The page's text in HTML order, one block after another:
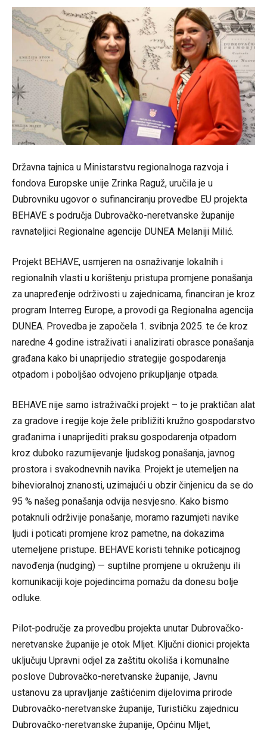
Državna tajnica u Ministarstvu regionalnoga razvoja i
fondova Europske unije Zrinka Raguž, uručila je u
Dubrovniku ugovor o sufinanciranju provedbe EU projekta
BEHAVE s područja Dubrovačko-neretvanske županije
ravnateljici Regionalne agencije DUNEA Melaniji Milić.
Projekt BEHAVE, usmjeren na osnaživanje lokalnih i
regionalnih vlasti u korištenju pristupa promjene ponašanja
za unapređenje održivosti u zajednicama, financiran je kroz
program Interreg Europe, a provodi ga Regionalna agencija
DUNEA. Provedba je započela 1. svibnja 2025. te će kroz
naredne 4 godine istraživati i analizirati obrasce ponašanja
građana kako bi unaprijedio strategije gospodarenja
otpadom i poboljšao odvojeno prikupljanje otpada.
BEHAVE nije samo istraživački projekt – to je praktičan alat
za gradove i regije koje žele približiti kružno gospodarstvo
građanima i unaprijediti praksu gospodarenja otpadom
kroz duboko razumijevanje ljudskog ponašanja, javnog
prostora i svakodnevnih navika. Projekt je utemeljen na
bihevioralnoj znanosti, uzimajući u obzir činjenicu da se do
95 % našeg ponašanja odvija nesvjesno. Kako bismo
potaknuli održivije ponašanje, moramo razumjeti navike
ljudi i poticati promjene kroz pametne, na dokazima
utemeljene pristupe. BEHAVE koristi tehnike poticajnog
navođenja (nudging) — suptilne promjene u okruženju ili
komunikaciji koje pojedincima pomažu da donesu bolje
odluke.
Pilot-područje za provedbu projekta unutar Dubrovačko-
neretvanske županije je otok Mljet. Ključni dionici projekta
uključuju Upravni odjel za zaštitu okoliša i komunalne
poslove Dubrovačko-neretvanske županije, Javnu
ustanovu za upravljanje zaštićenim dijelovima prirode
Dubrovačko-neretvanske županije, Turističku zajednicu
Dubrovačko-neretvanske županije, Općinu Mljet,